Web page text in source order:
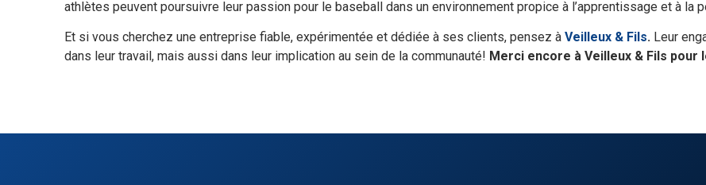
athlètes peuvent poursuivre leur passion pour le baseball dans un environnement propice à l’apprentissage et à la
Et si vous cherchez une entreprise fiable, expérimentée et dédiée à ses clients, pensez àVeilleux & Fils. Leur
dans leur travail, mais aussi dans leur implication au sein de la communauté! Merci encore à Veilleux & Fils pour